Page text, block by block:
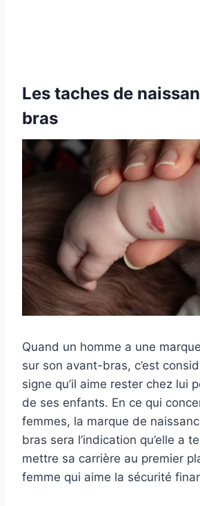
Les taches de
bras
Quand un homme a une
sur son avant-bras, c’est
signe qu’il aime rester chez lui
de ses enfants. En ce qui
femmes, la marque de
bras sera l’indication qu’elle a
mettre sa carrière au premier
femme qui aime la sécurité